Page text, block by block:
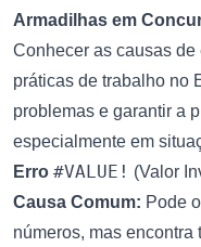
Armadilhas em
Conhecer as causas
práticas de trabalho no
problemas e garantir a
especialmente em
Erro #VALUE! (Valor
Causa Comum: Pode
números, mas encontra